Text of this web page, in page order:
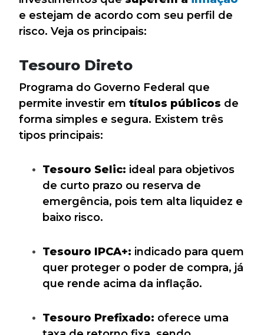
e estejam de acordo com seu perfil de
risco. Veja os principais:
Tesouro Direto
Programa do Governo Federal que
permite investir em títulos públicos de
forma simples e segura. Existem três
tipos principais:
Tesouro Selic: ideal para objetivos
de curto prazo ou reserva de
emergência, pois tem alta liquidez e
baixo risco.
Tesouro IPCA+: indicado para quem
quer proteger o poder de compra, já
que rende acima da inflação.
Tesouro Prefixado: oferece uma